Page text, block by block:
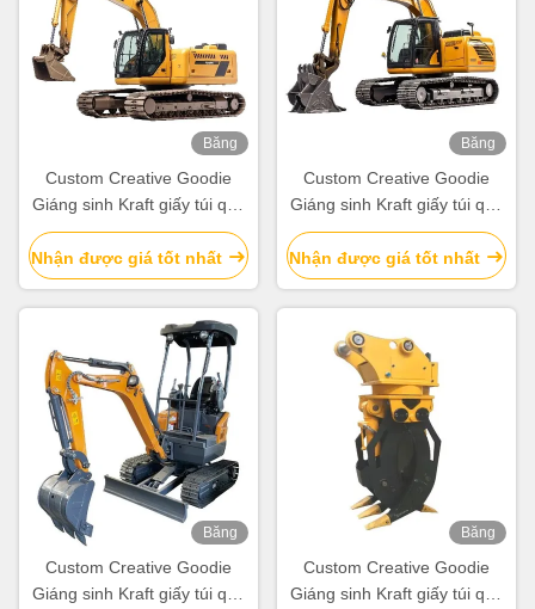
properly!""The Pico 4's visual clarity is fantastic
once you dial in the IPD correctly. The manual
adjustment is smooth, and finding that sweet spot
makes all the difference. No more eye strain
during long sessions. Highly r
Băng
Custom Creative Goodie
Giáng sinh Kraft giấy túi quà
với logo của riêng bạn cho
Xmas Party trang trí
Nhận được giá tốt nhất
Băng
Custom Creative Goodie
Giáng sinh Kraft giấy túi quà
với logo của riêng bạn cho
Xmas Party trang trí
Nhận được giá tốt nhất
Băng
Custom Creative Goodie
Giáng sinh Kraft giấy túi quà
Băng
Custom Creative Goodie
Giáng sinh Kraft giấy túi quà